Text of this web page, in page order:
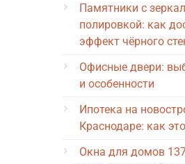
Памятники с
полировкой: как
эффект чёрного
Офисные двери:
и особенности
Ипотека на
Краснодаре: как
Окна для домов